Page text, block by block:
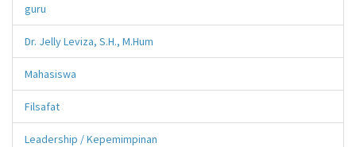
guru
Dr. Jelly Leviza, S.H., M.Hum
Mahasiswa
Filsafat
Leadership / Kepemimpinan